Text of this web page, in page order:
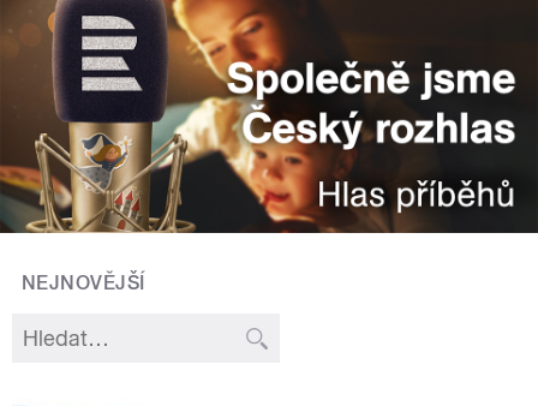
NEJNOVĚJŠÍ